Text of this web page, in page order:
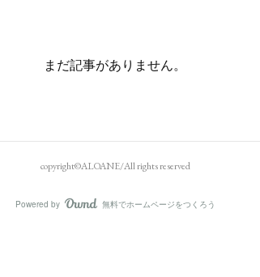
まだ記事がありません。
copyright©ALOANE/All rights reserved
Powered by AmebaOwnd
無料でホームページをつくろう